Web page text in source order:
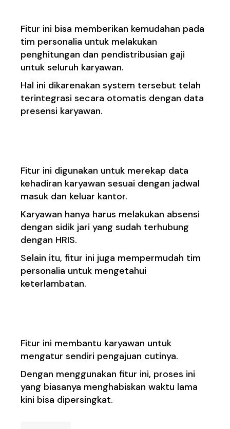
Fitur ini bisa memberikan kemudahan pada
tim personalia untuk melakukan
penghitungan dan pendistribusian gaji
untuk seluruh karyawan.
Hal ini dikarenakan system tersebut telah
terintegrasi secara otomatis dengan data
presensi karyawan.
Fitur ini digunakan untuk merekap data
kehadiran karyawan sesuai dengan jadwal
masuk dan keluar kantor.
Karyawan hanya harus melakukan absensi
dengan sidik jari yang sudah terhubung
dengan HRIS.
Selain itu, fitur ini juga mempermudah tim
personalia untuk mengetahui
keterlambatan.
Fitur ini membantu karyawan untuk
mengatur sendiri pengajuan cutinya.
Dengan menggunakan fitur ini, proses ini
yang biasanya menghabiskan waktu lama
kini bisa dipersingkat.